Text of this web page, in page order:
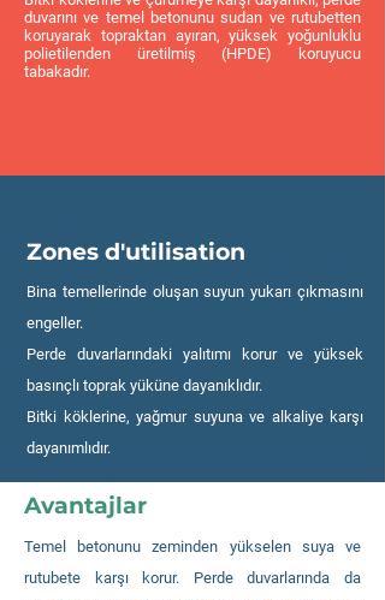
duvarını ve temel betonunu sudan ve rutubetten
koruyarak topraktan ayıran, yüksek yoğunluklu
polietilenden üretilmiş (HPDE) koruyucu
tabakadır.
Zones d'utilisation
Bina temellerinde oluşan suyun yukarı çıkmasını
engeller.
Perde duvarlarındaki yalıtımı korur ve yüksek
basınçlı toprak yüküne dayanıklıdır.
Bitki köklerine, yağmur suyuna ve alkaliye karşı
dayanımlıdır.
Avantajlar
Temel betonunu zeminden yükselen suya ve
rutubete karşı korur. Perde duvarlarında da